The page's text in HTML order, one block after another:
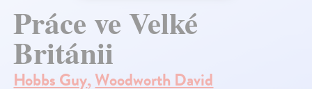
Práce ve Velké
Británii
Hobbs Guy,Woodworth David